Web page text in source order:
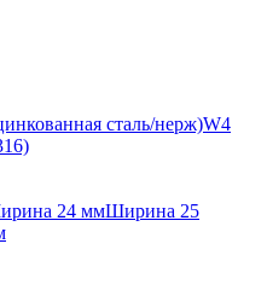
сталь/нерж)W4
24 ммШирина 25